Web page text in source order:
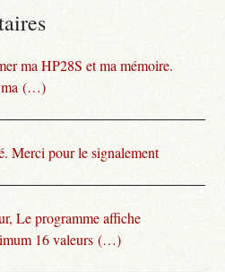
ma HP28S et ma mémoire.
ma (…)
Merci pour le signalement
Le programme affiche
16 valeurs (…)